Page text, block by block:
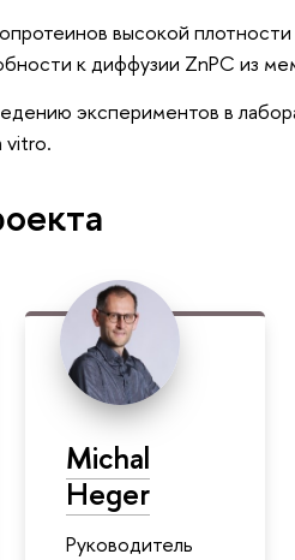
высокой
к диффузии ZnPC из
экспериментов в
vitro.
Michal
Heger
Руководитель